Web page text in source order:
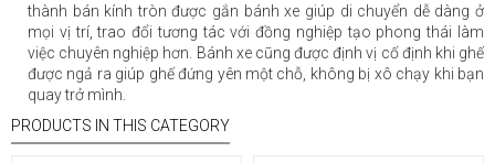
thành bán kính tròn được gắn bánh xe giúp di chuyển dễ dàng ở
mọi vị trí, trao đổi tương tác với đồng nghiệp tạo phong thái làm
việc chuyên nghiệp hơn. Bánh xe cũng được định vị cố định khi ghế
được ngả ra giúp ghế đứng yên một chỗ, không bị xô chạy khi bạn
quay trở mình.
PRODUCTS IN THIS CATEGORY